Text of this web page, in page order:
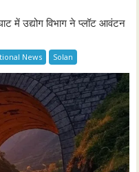
में उद्योग विभाग ने प्लॉट आवंटन
News Solan